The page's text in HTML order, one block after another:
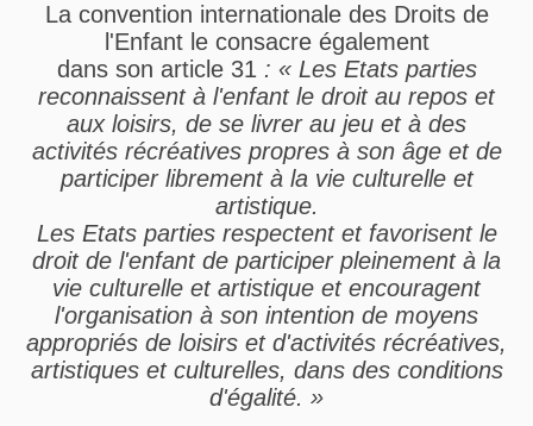
La convention internationale des Droits de
l'Enfant le consacre également
dans son article 31 : « Les Etats parties
reconnaissent à l'enfant le droit au repos et
aux loisirs, de se livrer au jeu et à des
activités récréatives propres à son âge et de
participer librement à la vie culturelle et
artistique.
Les Etats parties respectent et favorisent le
droit de l'enfant de participer pleinement à la
vie culturelle et artistique et encouragent
l'organisation à son intention de moyens
appropriés de loisirs et d'activités récréatives,
artistiques et culturelles, dans des conditions
d'égalité. »